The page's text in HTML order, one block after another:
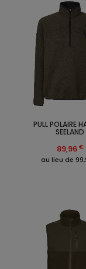
PULL POLAIRE
SEELAND
89,96 €
au lieu de